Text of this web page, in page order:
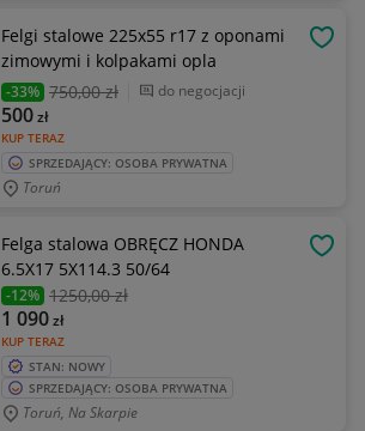
Felgi stalowe 225x55 r17 z oponami
zimowymi i kolpakami opla
-33% 750,00 zł do negocjacji
KUP TERAZ
500zł
SPRZEDAJĄCY: OSOBA PRYWATNA
Toruń
Felga stalowa OBRĘCZ HONDA
6.5X17 5X114.3 50/64
-12% 1250,00 zł
KUP TERAZ
1 090zł
STAN: NOWY
SPRZEDAJĄCY: OSOBA PRYWATNA
Toruń, Na Skarpie